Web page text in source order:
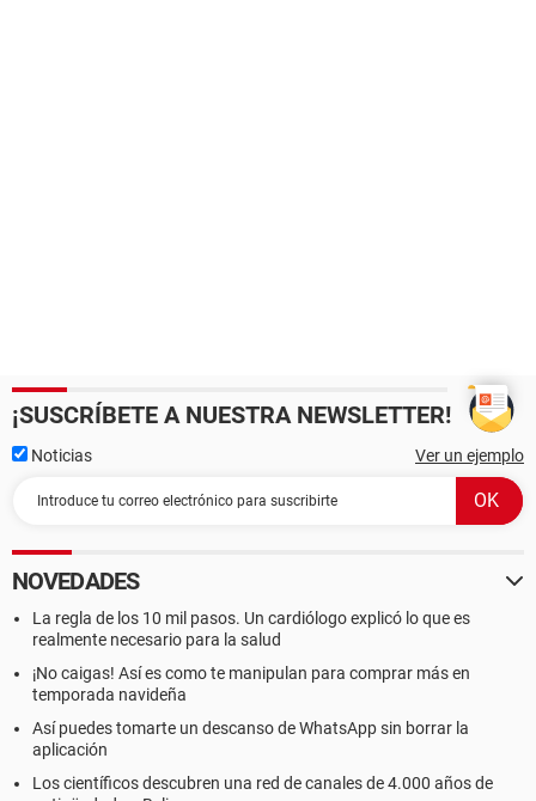
¡SUSCRÍBETE A NUESTRA NEWSLETTER!
Noticias Ver un ejemplo
NOVEDADES
La regla de los 10 mil pasos. Un cardiólogo explicó lo que es
realmente necesario para la salud
¡No caigas! Así es como te manipulan para comprar más en
temporada navideña
Así puedes tomarte un descanso de WhatsApp sin borrar la
aplicación
Los científicos descubren una red de canales de 4.000 años de